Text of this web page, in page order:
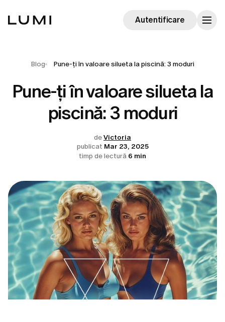
Autentificare
Blog Pune-ți în valoare silueta la piscină: 3 moduri
Pune-ți în valoare silueta la
piscină: 3 moduri
deVictoria
publicat Mar 23, 2025
timp de lectură 6 min